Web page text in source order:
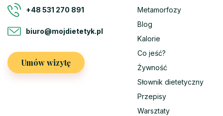
+48 531 270 891
biuro@mojdietetyk.pl
Umów wizytę
Metamorfozy
Blog
Kalorie
Co jeść?
Żywność
Słownik dietetyczny
Przepisy
Warsztaty